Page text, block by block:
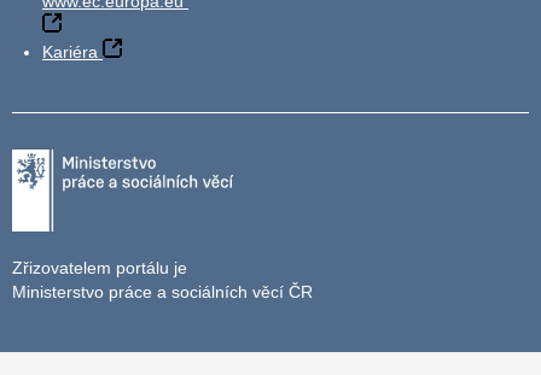
Kariéra
Zřizovatelem portálu je
Ministerstvo práce a sociálních věcí ČR